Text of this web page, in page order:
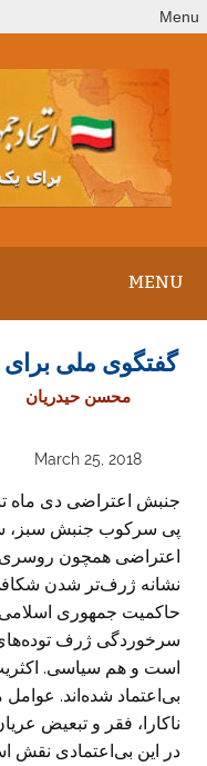
to
Menu
MENU
گفتگوی ملی
محسن حیدریان
March 25, 2018
جنبش اعتراضی دی ماه
پی سرکوب جنبش سبز،
اعتراضی همچون روسری‌
نشانه ژرف‌تر شدن
حاکمیت جمهوری
سرخوردگی ژرف توده‌های
است و هم سیاسی.
بی‌اعتماد شده‌اند.
ناکارا، فقر و تبعیض
در این بی‌اعتمادی نقش